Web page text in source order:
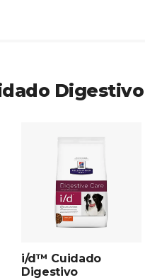
Digestivo
i/d™ Cuidado
Digestivo